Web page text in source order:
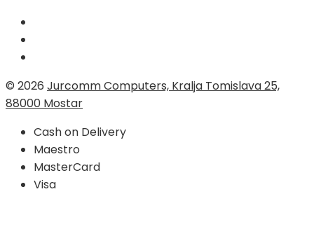
© 2026 Jurcomm Computers, Kralja Tomislava 25,
88000 Mostar
Cash on Delivery
Maestro
MasterCard
Visa